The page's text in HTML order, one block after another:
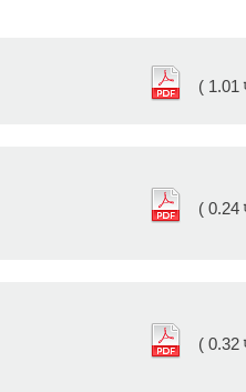
( 1.01
( 0.24
( 0.32